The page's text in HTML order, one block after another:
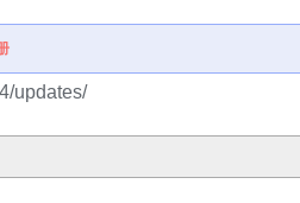
updates/